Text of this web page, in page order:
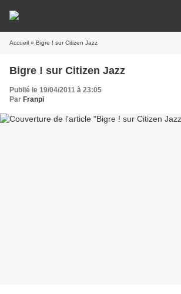
Accueil » Bigre ! sur Citizen Jazz
Bigre ! sur Citizen Jazz
Publié le 19/04/2011 à 23:05
Par Franpi